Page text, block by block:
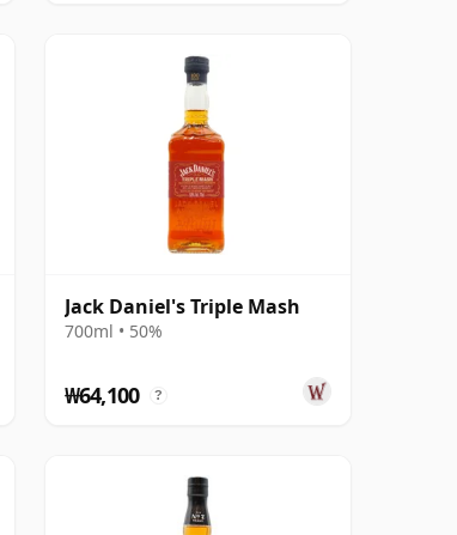
Jack Daniel's Triple Mash
700ml • 50%
₩64,100 ?